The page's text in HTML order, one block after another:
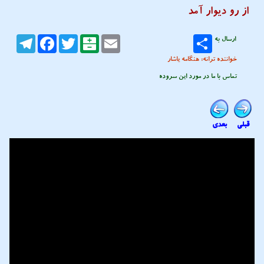
از رو دیوار آمد
ارسال به TelegramFacebookTwitterBalatarinEmail
خواننده ترانه: هنگامه یاشار
تماس با ما در مورد این سروده
قبلی بعدی